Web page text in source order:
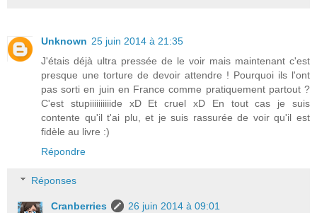
Unknown 25 juin 2014 à 21:35
J'étais déjà ultra pressée de le voir mais maintenant c'est
presque une torture de devoir attendre ! Pourquoi ils l'ont
pas sorti en juin en France comme pratiquement partout ?
C'est stupiiiiiiiiiide xD Et cruel xD En tout cas je suis
contente qu'il t'ai plu, et je suis rassurée de voir qu'il est
fidèle au livre :)
Répondre
Réponses
Cranberries
26 juin 2014 à 09:01